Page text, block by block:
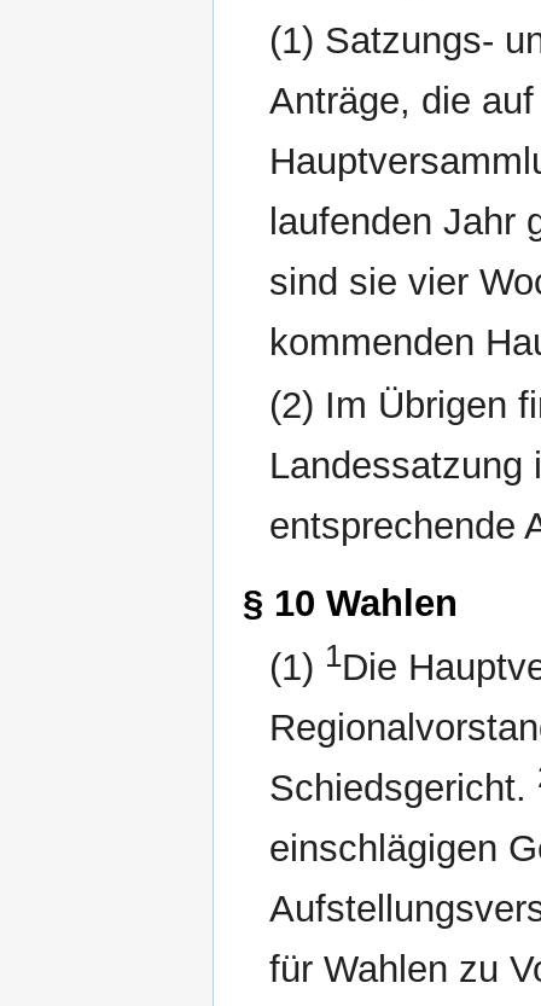
(1) Satzungs-
Anträge, die
laufenden Jahr
sind sie vier
kommenden
(2) Im Übrigen
Landessatzung
entsprechende
§ 10 Wahlen
(1) 1Die
Schiedsgericht.
einschlägigen
für Wahlen zu